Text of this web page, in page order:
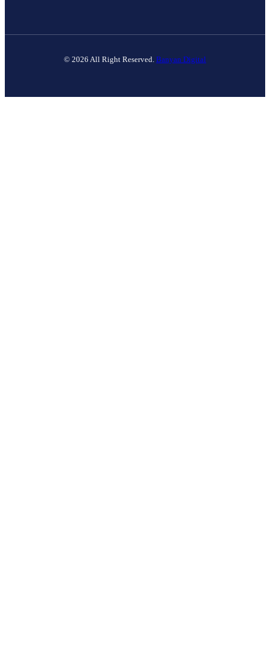
© 2026 All Right Reserved. Banyan Digital